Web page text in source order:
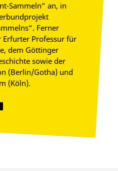
Sammeln“ an, in
Ferner
Professur für
dem Göttinger
sowie der
(Berlin/Gotha) und
(Köln).